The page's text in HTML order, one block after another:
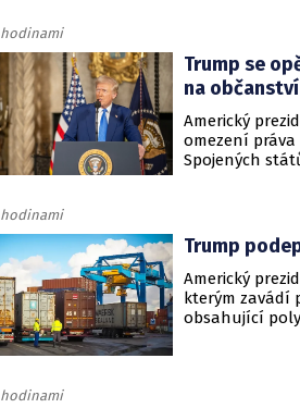
Trump se
na občanství
Americký
omezení
Spojených
Trump
Americký
kterým zavádí
obsahující